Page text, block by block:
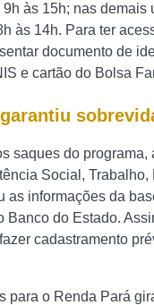
às 15h; nas demais
às 14h. Para ter
documento de
e cartão do Bolsa
saques do programa,
Social, Trabalho,
as informações da
Banco do Estado.
cadastramento
para o Renda Pará